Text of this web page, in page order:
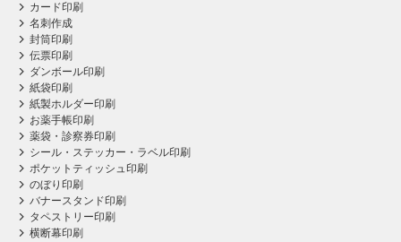
カード印刷
名刺作成
封筒印刷
伝票印刷
ダンボール印刷
紙袋印刷
紙製ホルダー印刷
お薬手帳印刷
薬袋・診察券印刷
シール・ステッカー・ラベル印刷
ポケットティッシュ印刷
のぼり印刷
バナースタンド印刷
タペストリー印刷
横断幕印刷